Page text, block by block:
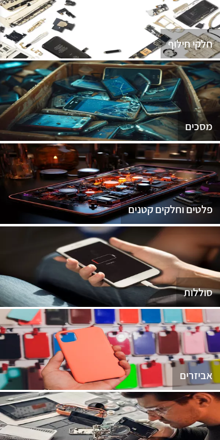
חלקי חילוף
מסכים
פלטים וחלקים קטנים
סוללות
אביזרים